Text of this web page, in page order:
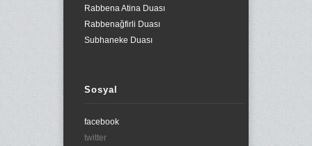
Rabbena Atina Duası
Rabbenağfirli Duası
Subhaneke Duası
Sosyal
facebook
twitter